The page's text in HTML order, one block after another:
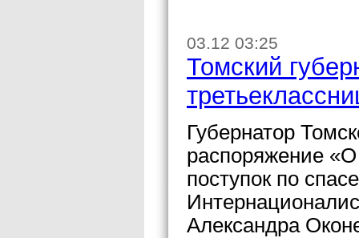
03.12 03:25
Томский
Губернатор
распоряжение
поступок по
Александра